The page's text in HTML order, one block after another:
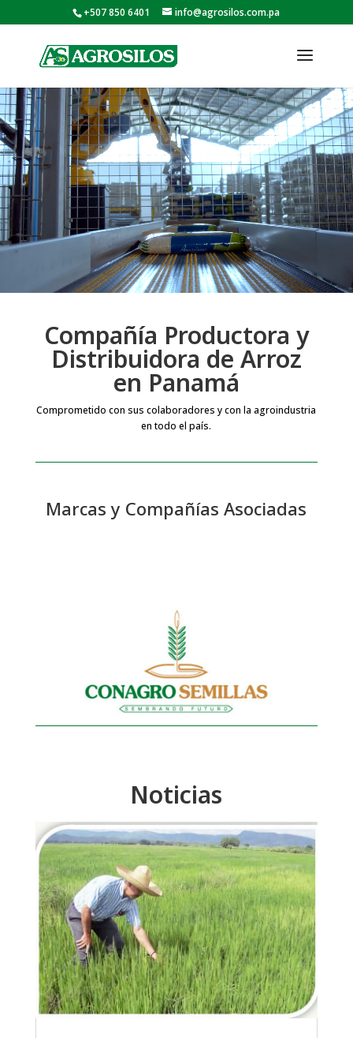
+507 850 6401 info@agrosilos.com.pa
Reproductor
de
vídeo
Compañía Productora y
Distribuidora de Arroz
en Panamá
Comprometido con sus colaboradores y con la agroindustria
en todo el país.
Marcas y Compañías Asociadas
Noticias